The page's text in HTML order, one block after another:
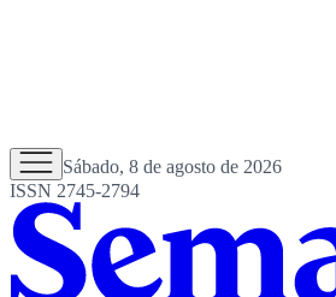
Sábado, 8 de agosto de 2026
ISSN 2745-2794